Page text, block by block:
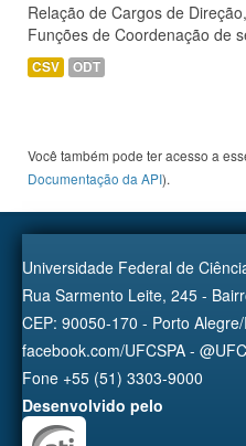
Relação de Cargos de
Funções de Coordenação de
CSV ODT
Você também pode ter acesso a
Documentação da API).
Universidade Federal de
Rua Sarmento Leite, 245 -
CEP: 90050-170 - Porto
facebook.com/UFCSPA -
Fone +55 (51) 3303-9000
Desenvolvido pelo